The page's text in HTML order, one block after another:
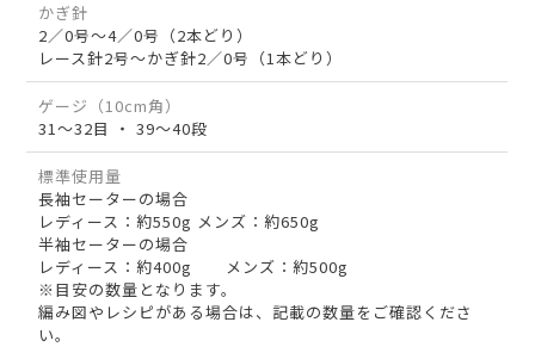
かぎ針
2／0号～4／0号（2本どり）
レース針2号～かぎ針2／0号（1本どり）
ゲージ（10cm角）
31～32目 ・ 39～40段
標準使用量
長袖セーターの場合
レディース：約550g メンズ：約650g
半袖セーターの場合
レディース：約400g メンズ：約500g
※目安の数量となります。
編み図やレシピがある場合は、記載の数量をご確認くださ
い。